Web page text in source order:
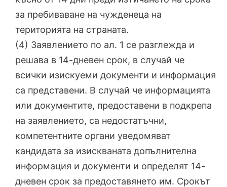
за пребиваване на чужденеца на
територията на страната.
(4) Заявлението по ал. 1 се разглежда и
решава в 14-дневен срок, в случай че
всички изискуеми документи и информация
са представени. В случай че информацията
или документите, предоставени в подкрепа
на заявлението, са недостатъчни,
компетентните органи уведомяват
кандидата за изискваната допълнителна
информация и документи и определят 14-
дневен срок за предоставянето им. Срокът